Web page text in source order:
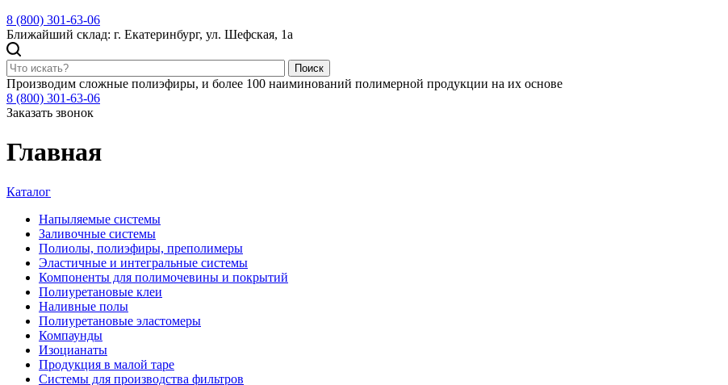
8 (800) 301-63-06
Ближайший склад: г. Екатеринбург, ул. Шефская, 1а
Поиск
Производим сложные полиэфиры, и более 100 наиминований полимерной продукции на их основе
8 (800) 301-63-06
Заказать звонок
Главная
Каталог
Напыляемые системы
Заливочные системы
Полиолы, полиэфиры, преполимеры
Эластичные и интегральные системы
Компоненты для полимочевины и покрытий
Полиуретановые клеи
Наливные полы
Полиуретановые эластомеры
Компаунды
Изоцианаты
Продукция в малой таре
Системы для производства фильтров